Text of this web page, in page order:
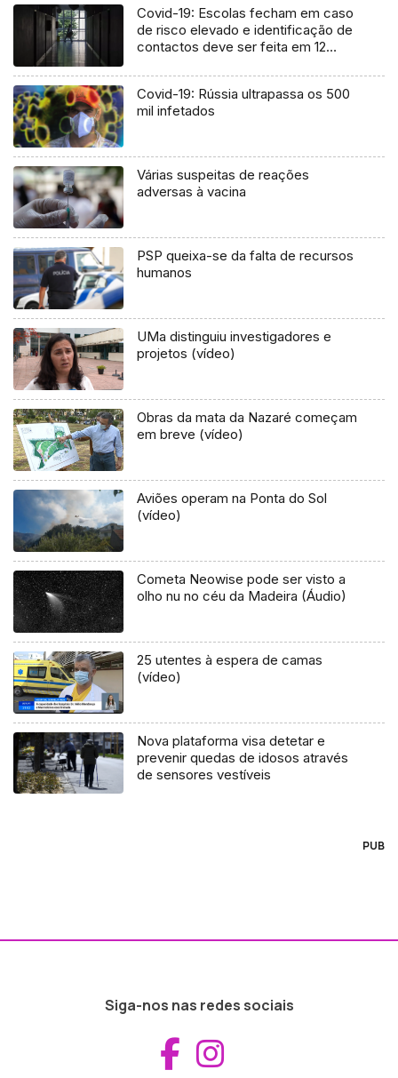
Covid-19: Escolas fecham em caso
de risco elevado e identificação de
contactos deve ser feita em 12
Covid-19: Rússia ultrapassa os 500
mil infetados
Várias suspeitas de reações
adversas à vacina
PSP queixa-se da falta de recursos
humanos
UMa distinguiu investigadores e
projetos (vídeo)
Obras da mata da Nazaré começam
em breve (vídeo)
Aviões operam na Ponta do Sol
(vídeo)
Cometa Neowise pode ser visto a
olho nu no céu da Madeira (Áudio)
25 utentes à espera de camas
(vídeo)
Nova plataforma visa detetar e
prevenir quedas de idosos através
de sensores vestíveis
PUB
Siga-nos nas redes sociais
Aceder ao